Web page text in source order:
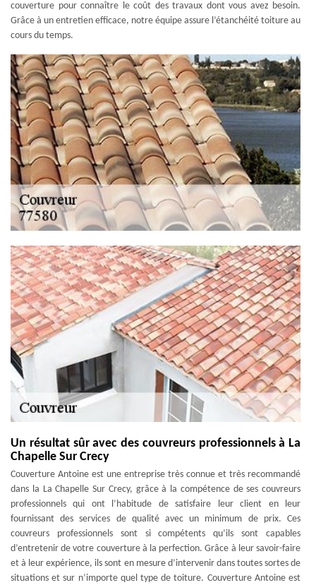
couverture pour connaître le coût des travaux dont vous avez besoin.
Grâce à un entretien efficace, notre équipe assure l’étanchéité toiture au
cours du temps.
Un résultat sûr avec des couvreurs professionnels à La
Chapelle Sur Crecy
Couverture Antoine est une entreprise très connue et très recommandé
dans la La Chapelle Sur Crecy, grâce à la compétence de ses couvreurs
professionnels qui ont l’habitude de satisfaire leur client en leur
fournissant des services de qualité avec un minimum de prix. Ces
couvreurs professionnels sont si compétents qu’ils sont capables
d’entretenir de votre couverture à la perfection. Grâce à leur savoir-faire
et à leur expérience, ils sont en mesure d’intervenir dans toutes sortes de
situations et sur n’importe quel type de toiture. Couverture Antoine est